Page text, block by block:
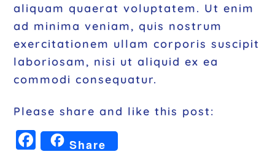
aliquam quaerat voluptatem. Ut enim
ad minima veniam, quis nostrum
exercitationem ullam corporis suscipit
laboriosam, nisi ut aliquid ex ea
commodi consequatur.
Please share and like this post:
F
Share